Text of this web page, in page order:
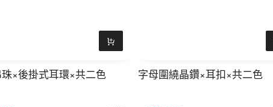
×後掛式耳環×共二色 字母圍繞晶鑽×耳扣×共二色